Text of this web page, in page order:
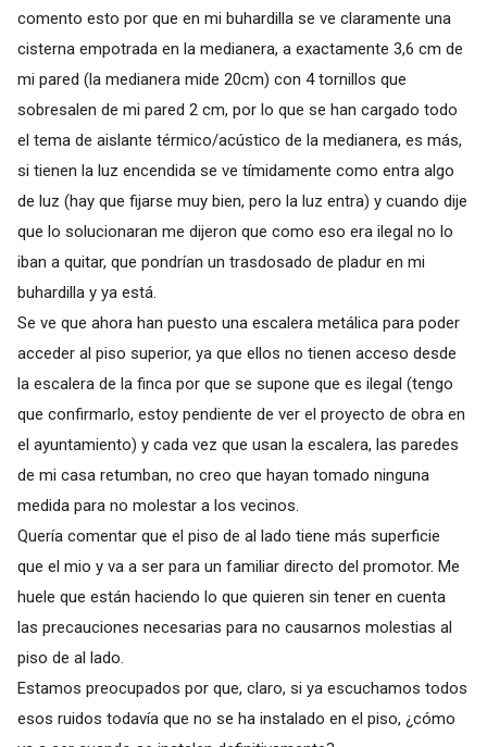
comento esto por que en mi buhardilla se ve claramente una
cisterna empotrada en la medianera, a exactamente 3,6 cm de
mi pared (la medianera mide 20cm) con 4 tornillos que
sobresalen de mi pared 2 cm, por lo que se han cargado todo
el tema de aislante térmico/acústico de la medianera, es más,
si tienen la luz encendida se ve tímidamente como entra algo
de luz (hay que fijarse muy bien, pero la luz entra) y cuando dije
que lo solucionaran me dijeron que como eso era ilegal no lo
iban a quitar, que pondrían un trasdosado de pladur en mi
buhardilla y ya está.
Se ve que ahora han puesto una escalera metálica para poder
acceder al piso superior, ya que ellos no tienen acceso desde
la escalera de la finca por que se supone que es ilegal (tengo
que confirmarlo, estoy pendiente de ver el proyecto de obra en
el ayuntamiento) y cada vez que usan la escalera, las paredes
de mi casa retumban, no creo que hayan tomado ninguna
medida para no molestar a los vecinos.
Quería comentar que el piso de al lado tiene más superficie
que el mio y va a ser para un familiar directo del promotor. Me
huele que están haciendo lo que quieren sin tener en cuenta
las precauciones necesarias para no causarnos molestias al
piso de al lado.
Estamos preocupados por que, claro, si ya escuchamos todos
esos ruidos todavía que no se ha instalado en el piso, ¿cómo